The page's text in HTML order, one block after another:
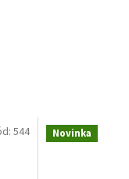
544 Novinka